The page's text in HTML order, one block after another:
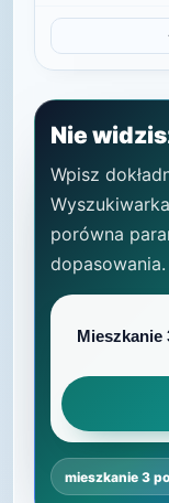
Nie
Wpisz
porówna
dopasowania.
mieszkanie 3